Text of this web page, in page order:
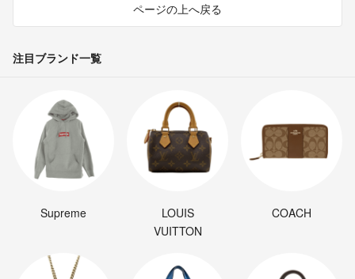
ページの上へ戻る
注目ブランド一覧
Supreme
LOUIS
VUITTON
COACH